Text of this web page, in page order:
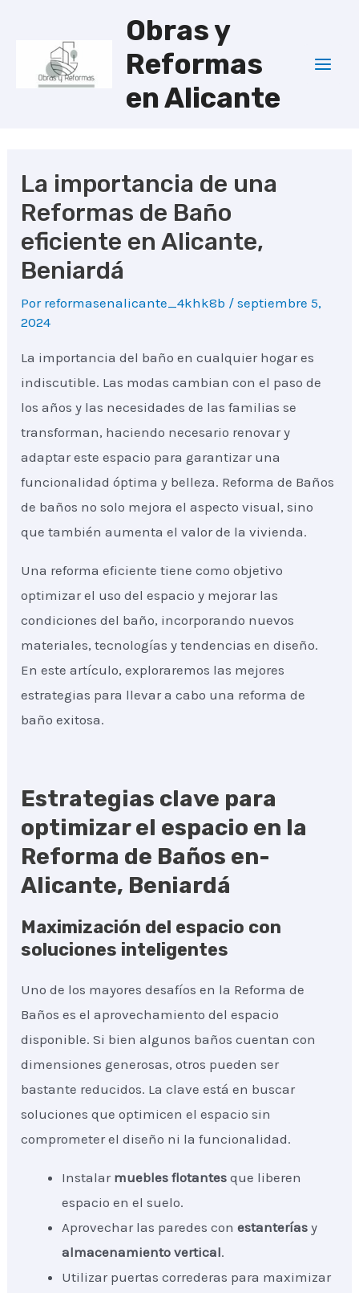
contenido
Obras y
Reformas
en Alicante
La importancia de una
Reformas de Baño
eficiente en Alicante,
Beniardá
Por reformasenalicante_4khk8b /septiembre 5,
2024
La importancia del baño en cualquier hogar es
indiscutible. Las modas cambian con el paso de
los años y las necesidades de las familias se
transforman, haciendo necesario renovar y
adaptar este espacio para garantizar una
funcionalidad óptima y belleza. Reforma de Baños
de baños no solo mejora el aspecto visual, sino
que también aumenta el valor de la vivienda.
Una reforma eficiente tiene como objetivo
optimizar el uso del espacio y mejorar las
condiciones del baño, incorporando nuevos
materiales, tecnologías y tendencias en diseño.
En este artículo, exploraremos las mejores
estrategias para llevar a cabo una reforma de
baño exitosa.
Estrategias clave para
optimizar el espacio en la
Reforma de Baños en-
Alicante, Beniardá
Maximización del espacio con
soluciones inteligentes
Uno de los mayores desafíos en la Reforma de
Baños es el aprovechamiento del espacio
disponible. Si bien algunos baños cuentan con
dimensiones generosas, otros pueden ser
bastante reducidos. La clave está en buscar
soluciones que optimicen el espacio sin
comprometer el diseño ni la funcionalidad.
Instalar muebles flotantes que liberen
espacio en el suelo.
Aprovechar las paredes conestanterías y
almacenamiento vertical.
Utilizar puertas correderas para maximizar